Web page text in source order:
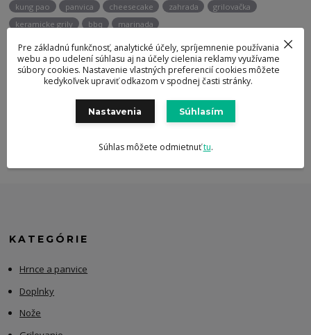
kung pao
panvica cheesecake zahrada
grilovačka
keramicke grily
bbq marinada
Potrebujete poradiť?
+421 947 905 135
KATEGÓRIE
Hrnce a panvice
Doplnky
Nože
Pre základnú funkčnosť, analytické účely, spríjemnenie používania
webu a po udelení súhlasu aj na účely cielenia reklamy využívame
súbory cookies. Nastavenie vlastných preferencií cookies môžete
kedykoľvek upraviť odkazom v spodnej časti stránky.
Nastavenia Súhlasím
Súhlas môžete odmietnuťtu.